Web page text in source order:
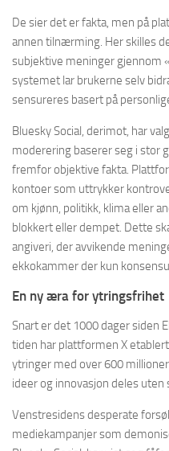
De sier det er fakta, men på
annen tilnærming. Her skilles
subjektive meninger gjennom
systemet lar brukerne selv
sensureres basert på
Bluesky Social, derimot, har
moderering baserer seg i stor
fremfor objektive fakta.
kontoer som uttrykker
om kjønn, politikk, klima eller
blokkert eller dempet. Dette
angiveri, der avvikende
ekkokammer der kun
En ny æra for ytringsfrihet
Snart er det 1000 dager siden
tiden har plattformen X
ytringer med over 600
ideer og innovasjon deles uten
Venstresidens desperate
mediekampanjer som